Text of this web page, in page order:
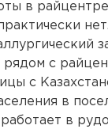
в
нет.
рядом с
с
в
в